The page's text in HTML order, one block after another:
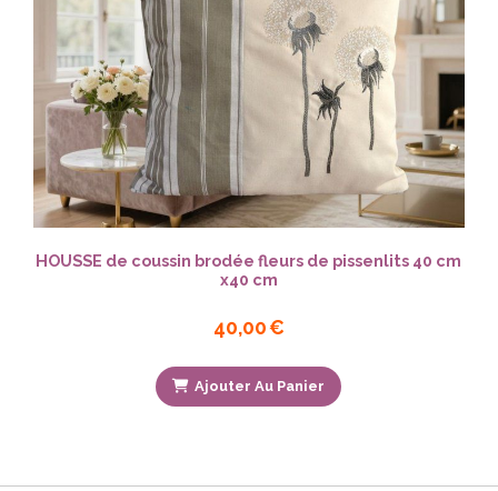
HOUSSE de coussin brodée fleurs de pissenlits 40 cm
x40 cm
40,00€
Ajouter Au Panier